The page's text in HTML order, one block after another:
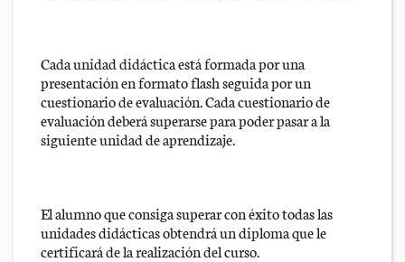
Cada unidad didáctica está formada por una
presentación en formato flash seguida por un
cuestionario de evaluación. Cada cuestionario de
evaluación deberá superarse para poder pasar a la
siguiente unidad de aprendizaje.
El alumno que consiga superar con éxito todas las
unidades didácticas obtendrá un diploma que le
certificará de la realización del curso.